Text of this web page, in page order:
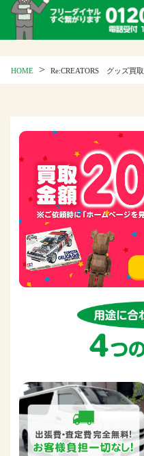
HOME > Re:CREATORS グッズ買取